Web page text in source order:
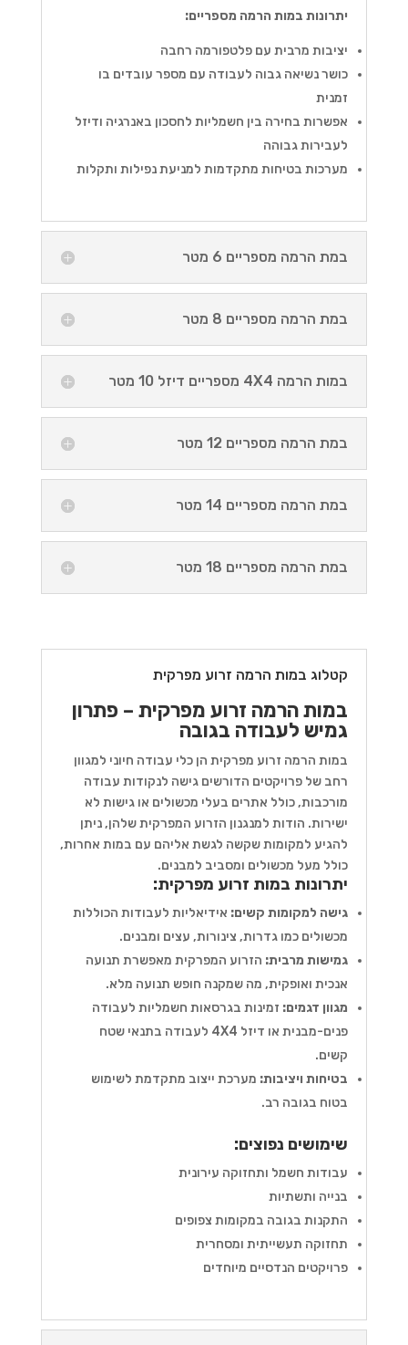
יתרונות במות הרמה מספריים:
יציבות מרבית עם פלטפורמה רחבה
כושר נשיאה גבוה לעבודה עם מספר עובדים בו
זמנית
אפשרות בחירה בין חשמליות לחסכון באנרגיה ודיזל
לעבירות גבוהה
מערכות בטיחות מתקדמות למניעת נפילות ותקלות
במת הרמה מספריים 6 מטר
במת הרמה מספריים 8 מטר
במות הרמה 4X4 מספריים דיזל 10 מטר
במת הרמה מספריים 12 מטר
במת הרמה מספריים 14 מטר
במת הרמה מספריים 18 מטר
קטלוג במות הרמה זרוע מפרקית
במות הרמה זרוע מפרקית – פתרון
גמיש לעבודה בגובה
במות הרמה זרוע מפרקית הן כלי עבודה חיוני למגוון
רחב של פרויקטים הדורשים גישה לנקודות עבודה
מורכבות, כולל אתרים בעלי מכשולים או גישות לא
ישירות. הודות למנגנון הזרוע המפרקית שלהן, ניתן
להגיע למקומות שקשה לגשת אליהם עם במות אחרות,
כולל מעל מכשולים ומסביב למבנים.
יתרונות במות זרוע מפרקית:
גישה למקומות קשים: אידיאליות לעבודות הכוללות
מכשולים כמו גדרות, צינורות, עצים ומבנים.
גמישות מרבית: הזרוע המפרקית מאפשרת תנועה
אנכית ואופקית, מה שמקנה חופש תנועה מלא.
מגוון דגמים: זמינות בגרסאות חשמליות לעבודה
פנים-מבנית או דיזל 4X4 לעבודה בתנאי שטח
קשים.
בטיחות ויציבות: מערכת ייצוב מתקדמת לשימוש
בטוח בגובה רב.
שימושים נפוצים:
עבודות חשמל ותחזוקה עירונית
בנייה ותשתיות
התקנות בגובה במקומות צפופים
תחזוקה תעשייתית ומסחרית
פרויקטים הנדסיים מיוחדים